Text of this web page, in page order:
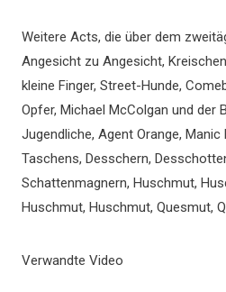
Weitere Acts, die über dem
Angesicht zu Angesicht,
kleine Finger, Street-Hunde,
Opfer, Michael McColgan und der
Jugendliche, Agent Orange,
Taschens, Desschern,
Schattenmagnern, Huschmut,
Huschmut, Huschmut, Quesmut,
Verwandte Video